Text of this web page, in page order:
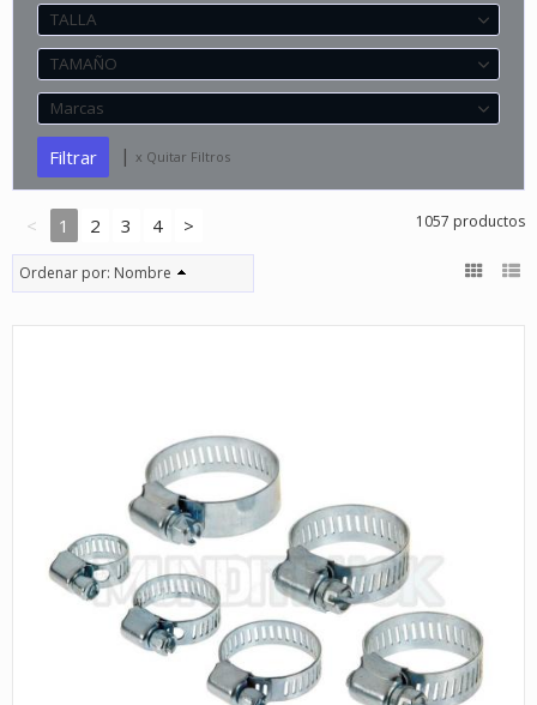
TALLA
TAMAÑO
Marcas
| x Quitar Filtros
< 1 2 3 4 > 1057 productos
Ordenar por: Nombre